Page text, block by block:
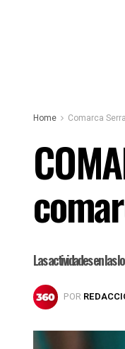
Home Comarca
Las actividades en las
POR